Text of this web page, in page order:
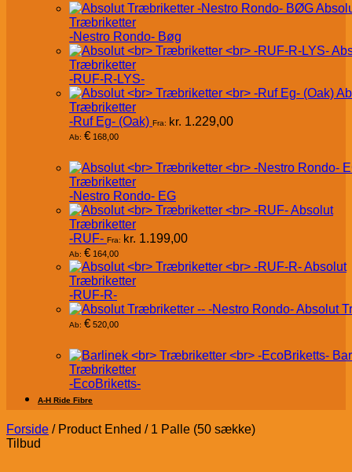
Træbriketter
-Nestro Rondo- Bøg
Træbriketter
-RUF-R-LYS-
Træbriketter
-Ruf Eg- (Oak) Fra: kr. 1.229,00
Ab: € 168,00
Træbriketter
-Nestro Rondo- EG
Absolut
Træbriketter
-RUF- Fra: kr. 1.199,00
Ab: € 164,00
Absolut
Træbriketter
-RUF-R-
Absolut
Ab: € 520,00
Træbriketter
-EcoBriketts-
A-H Ride Fibre
Forside /Product Enhed /1 Palle (50 sække)
Tilbud